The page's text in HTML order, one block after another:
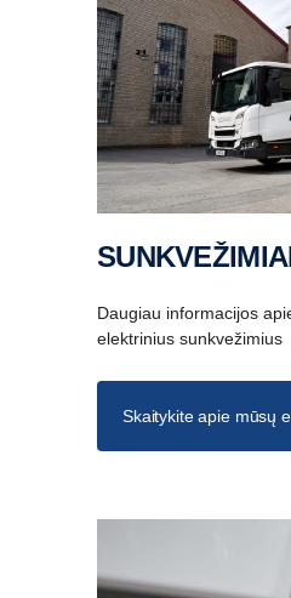
Daugiau informacijos
elektrinius sunkvežimius
Skaitykite apie mūsų